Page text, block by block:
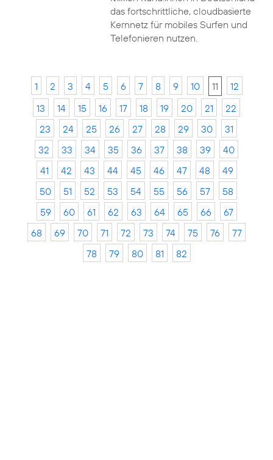
das fortschrittliche, cloudbasierte
Kernnetz für mobiles Surfen und
Telefonieren nutzen.
1 2 3 4 5 6 7 8 9 10 11
12
13
14 15 16 17 18 19 20 21
22
23
24 25 26 27 28 29 30
31
32
33 34 35 36 37 38 39
40
41
42 43 44 45 46 47 48
49
50
51 52 53 54 55 56 57
58
59
60 61 62 63 64 65 66
67
68
69 70 71 72 73 74 75 76
77
78
79 80 81 82